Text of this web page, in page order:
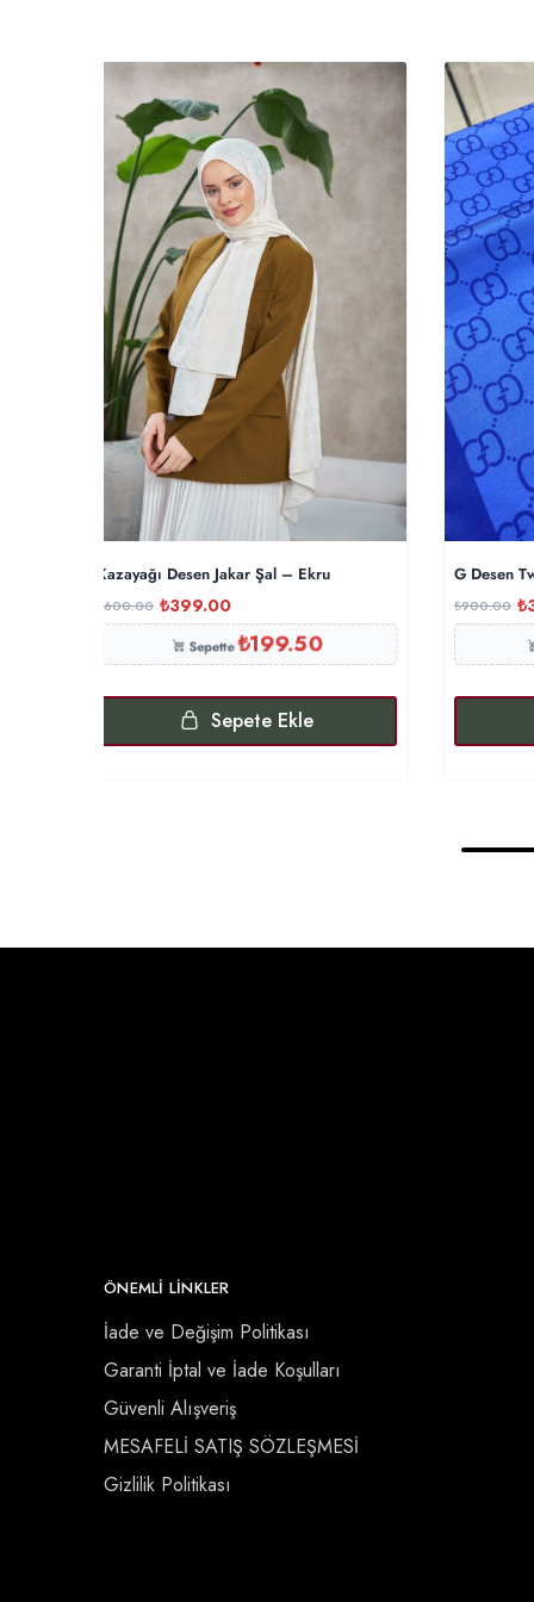
Kazayağı Desen Jakar Şal – Ekru
600.00 ₺399.00
Sepette₺199.50
Sepete Ekle
G Desen
₺900.00 ₺
ÖNEMLI LINKLER
İade ve Değişim Politikası
Garanti İptal ve İade Koşulları
Güvenli Alışveriş
MESAFELİ SATIŞ SÖZLEŞMESİ
Gizlilik Politikası